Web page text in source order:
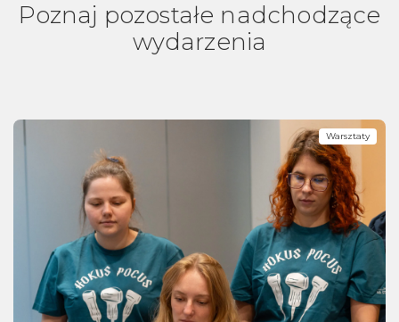
Poznaj pozostałe nadchodzące
wydarzenia
Warsztaty